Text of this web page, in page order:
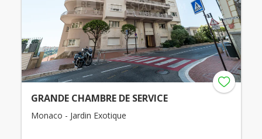
GRANDE CHAMBRE DE SERVICE
Monaco - Jardin Exotique